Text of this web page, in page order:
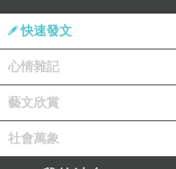
品號：2852016
快速發文
心情雜記
藝文欣賞
社會萬象